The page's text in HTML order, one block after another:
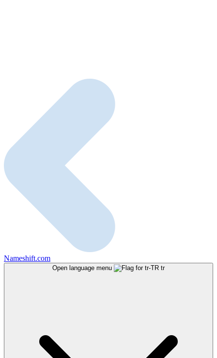
Nameshift.com
Open language menu tr